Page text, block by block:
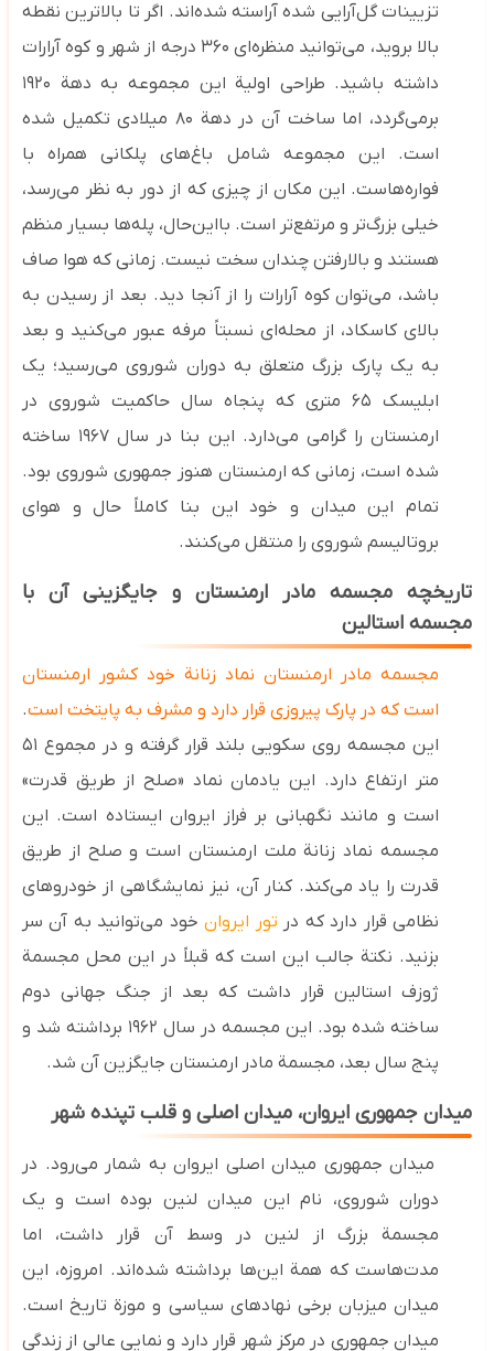
تزیینات گل‌آرایی شده آراسته شده‌اند. اگر تا بالاترین نقطه
بالا بروید، می‌توانید منظره‌ای ۳۶۰ درجه از شهر و کوه آرارات
داشته باشید.
طراحی اولیة این مجموعه به دهة ۱۹۲۰
برمی‌گردد، اما ساخت آن در دهة ۸۰ میلادی تکمیل شده
است. این مجموعه شامل باغ‌های پلکانی همراه با
فواره‌هاست. این مکان از چیزی که از دور به نظر می‌رسد،
خیلی بزرگ‌تر و مرتفع‌تر است. بااین‌حال، پله‌ها بسیار منظم
هستند و بالارفتن چندان سخت نیست. زمانی که هوا صاف
باشد، می‌توان کوه آرارات را از آنجا دید. بعد از رسیدن به
بالای کاسکاد، از محله‌ای نسبتاً مرفه عبور می‌کنید و بعد
به یک پارک بزرگ متعلق به دوران شوروی می‌رسید؛ یک
ابلیسک ۶۵ متری که پنجاه سال حاکمیت شوروی در
ارمنستان را گرامی می‌دارد. این بنا در سال ۱۹۶۷ ساخته
شده است، زمانی که ارمنستان هنوز جمهوری شوروی بود.
تمام این میدان و خود این بنا کاملاً حال‌ و هوای
بروتالیسم شوروی را منتقل می‌کنند.
تاریخچه مجسمه مادر ارمنستان و جایگزینی آن با
مجسمه استالین
مجسمه مادر ارمنستان نماد زنانة خود کشور ارمنستان
است که در پارک پیروزی قرار دارد و مشرف به پایتخت است.
این مجسمه روی سکویی بلند قرار گرفته و در مجموع ۵۱
متر ارتفاع دارد. این یادمان نماد «صلح از طریق قدرت»
است و مانند نگهبانی بر فراز ایروان ایستاده است. این
مجسمه نماد زنانة ملت ارمنستان است و صلح از طریق
قدرت را یاد می‌کند. کنار آن، نیز نمایشگاهی از خودروهای
نظامی قرار دارد که در تور ایروانخود می‌توانید به آن سر
بزنید. نکتة جالب این است که قبلاً در این محل مجسمة
ژوزف استالین قرار داشت که بعد از جنگ جهانی دوم
ساخته شده بود. این مجسمه در سال ۱۹۶۲ برداشته شد و
پنج سال بعد، مجسمة مادر ارمنستان جایگزین آن شد.
میدان جمهوری ایروان، میدان اصلی و قلب تپنده شهر
میدان جمهوری میدان اصلی ایروان به شمار می‌رود. در
دوران شوروی، نام این میدان لنین بوده است و یک
مجسمة بزرگ از لنین در وسط آن قرار داشت، اما
مدت‌هاست که همة این‌ها برداشته شده‌اند. امروزه، این
میدان میزبان برخی نهادهای سیاسی و موزة تاریخ است.
میدان جمهوری در مرکز شهر قرار دارد و نمایی عالی از زندگی